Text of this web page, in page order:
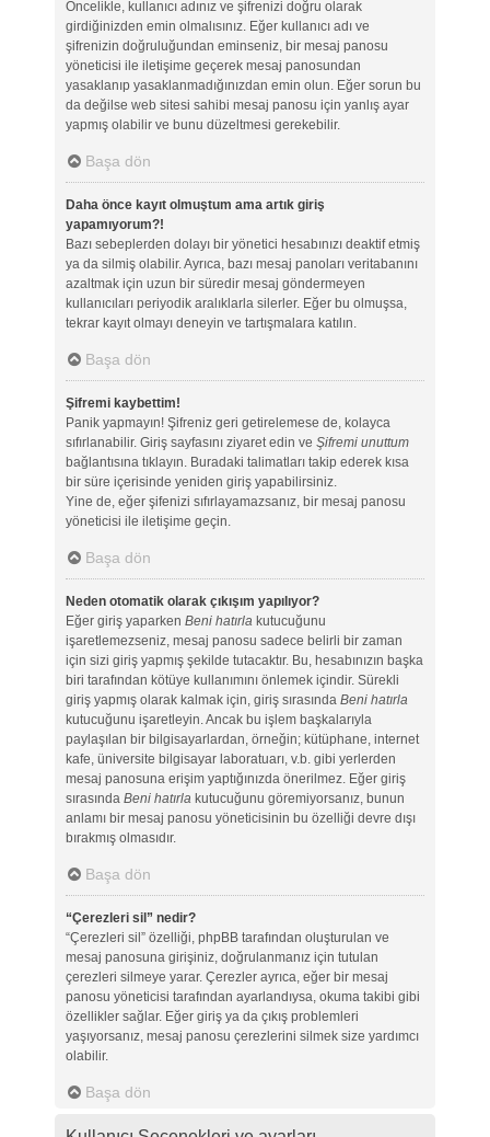
Öncelikle, kullanıcı adınız ve şifrenizi doğru olarak
girdiğinizden emin olmalısınız. Eğer kullanıcı adı ve
şifrenizin doğruluğundan eminseniz, bir mesaj panosu
yöneticisi ile iletişime geçerek mesaj panosundan
yasaklanıp yasaklanmadığınızdan emin olun. Eğer sorun bu
da değilse web sitesi sahibi mesaj panosu için yanlış ayar
yapmış olabilir ve bunu düzeltmesi gerekebilir.
Başa dön
Daha önce kayıt olmuştum ama artık giriş
yapamıyorum?!
Bazı sebeplerden dolayı bir yönetici hesabınızı deaktif etmiş
ya da silmiş olabilir. Ayrıca, bazı mesaj panoları veritabanını
azaltmak için uzun bir süredir mesaj göndermeyen
kullanıcıları periyodik aralıklarla silerler. Eğer bu olmuşsa,
tekrar kayıt olmayı deneyin ve tartışmalara katılın.
Başa dön
Şifremi kaybettim!
Panik yapmayın! Şifreniz geri getirelemese de, kolayca
sıfırlanabilir. Giriş sayfasını ziyaret edin ve Şifremi unuttum
bağlantısına tıklayın. Buradaki talimatları takip ederek kısa
bir süre içerisinde yeniden giriş yapabilirsiniz.
Yine de, eğer şifenizi sıfırlayamazsanız, bir mesaj panosu
yöneticisi ile iletişime geçin.
Başa dön
Neden otomatik olarak çıkışım yapılıyor?
Eğer giriş yaparken Beni hatırlakutucuğunu
işaretlemezseniz, mesaj panosu sadece belirli bir zaman
için sizi giriş yapmış şekilde tutacaktır. Bu, hesabınızın başka
biri tarafından kötüye kullanımını önlemek içindir. Sürekli
giriş yapmış olarak kalmak için, giriş sırasında Beni hatırla
kutucuğunu işaretleyin. Ancak bu işlem başkalarıyla
paylaşılan bir bilgisayarlardan, örneğin; kütüphane, internet
kafe, üniversite bilgisayar laboratuarı, v.b. gibi yerlerden
mesaj panosuna erişim yaptığınızda önerilmez. Eğer giriş
sırasında Beni hatırlakutucuğunu göremiyorsanız, bunun
anlamı bir mesaj panosu yöneticisinin bu özelliği devre dışı
bırakmış olmasıdır.
Başa dön
“Çerezleri sil” nedir?
“Çerezleri sil” özelliği, phpBB tarafından oluşturulan ve
mesaj panosuna girişiniz, doğrulanmanız için tutulan
çerezleri silmeye yarar. Çerezler ayrıca, eğer bir mesaj
panosu yöneticisi tarafından ayarlandıysa, okuma takibi gibi
özellikler sağlar. Eğer giriş ya da çıkış problemleri
yaşıyorsanız, mesaj panosu çerezlerini silmek size yardımcı
olabilir.
Başa dön